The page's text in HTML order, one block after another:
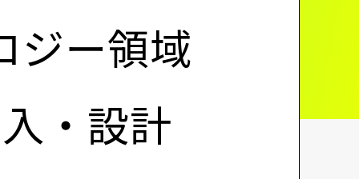
ジー領域
・設計